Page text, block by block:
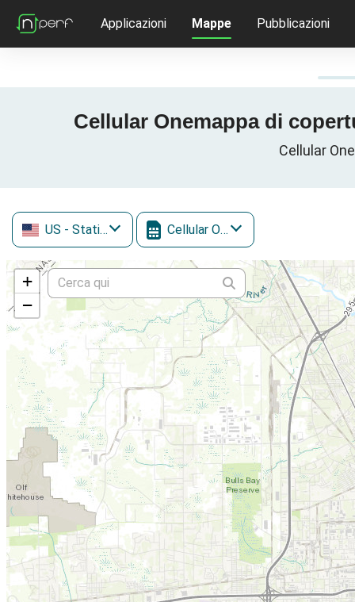
Applicazioni Mappe Pubblicazioni
Cellular Onemappa di
Cellular
US - Stati Uniti Cellular One
+
−